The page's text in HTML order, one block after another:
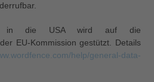
in die USA wird auf die
EU-Kommission gestützt. Details
help/general-data-